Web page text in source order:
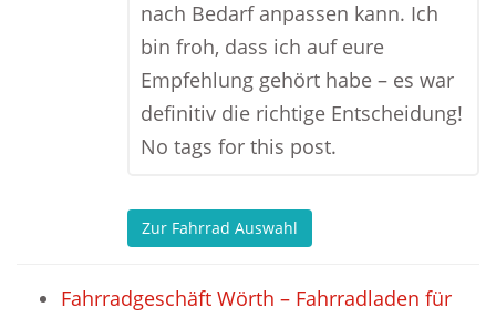
nach Bedarf anpassen kann. Ich
bin froh, dass ich auf eure
Empfehlung gehört habe – es war
definitiv die richtige Entscheidung!
No tags for this post.
Zur Fahrrad Auswahl
Fahrradgeschäft Wörth – Fahrradladen für